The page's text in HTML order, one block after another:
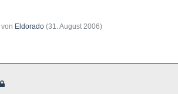
Eldorado (31. August 2006)